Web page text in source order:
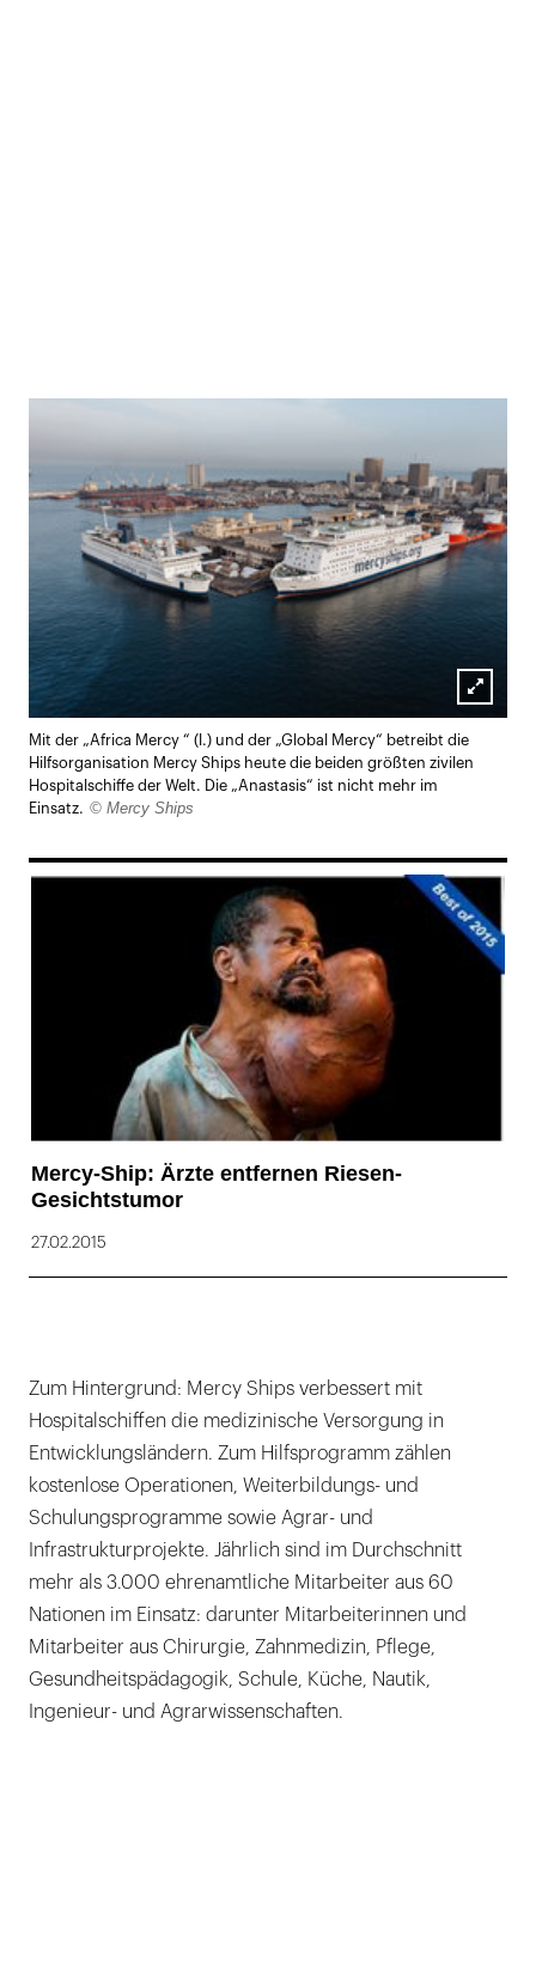
Mit der „Africa Mercy “ (l.) und der „Global Mercy“ betreibt die
Hilfsorganisation Mercy Ships heute die beiden größten zivilen
Hospitalschiffe der Welt. Die „Anastasis“ ist nicht mehr im
Einsatz. © Mercy Ships
Mercy-Ship: Ärzte entfernen Riesen-
Gesichtstumor
27.02.2015
Zum Hintergrund: Mercy Ships verbessert mit
Hospitalschiffen die medizinische Versorgung in
Entwicklungsländern. Zum Hilfsprogramm zählen
kostenlose Operationen, Weiterbildungs- und
Schulungsprogramme sowie Agrar- und
Infrastrukturprojekte. Jährlich sind im Durchschnitt
mehr als 3.000 ehrenamtliche Mitarbeiter aus 60
Nationen im Einsatz: darunter Mitarbeiterinnen und
Mitarbeiter aus Chirurgie, Zahnmedizin, Pflege,
Gesundheitspädagogik, Schule, Küche, Nautik,
Ingenieur- und Agrarwissenschaften.